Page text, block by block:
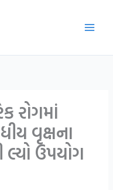
રોગમાં
વૃક્ષના
ઉપયોગ